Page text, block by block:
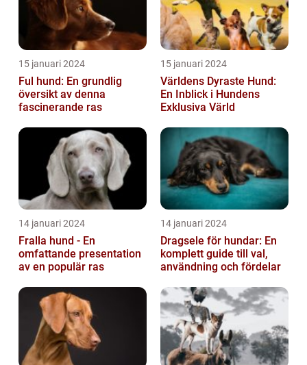
15 januari 2024
Ful hund: En grundlig
översikt av denna
fascinerande ras
15 januari 2024
Världens Dyraste Hund:
En Inblick i Hundens
Exklusiva Värld
14 januari 2024
Fralla hund - En
omfattande presentation
av en populär ras
14 januari 2024
Dragsele för hundar: En
komplett guide till val,
användning och fördelar